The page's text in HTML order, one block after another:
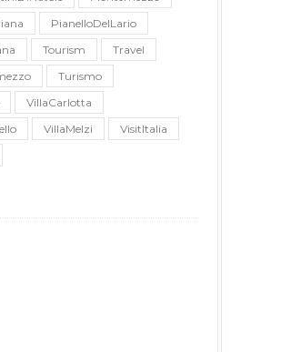
PianelloDelLario
Tourism
Travel
Turismo
VillaCarlotta
VillaMelzi
VisitItalia